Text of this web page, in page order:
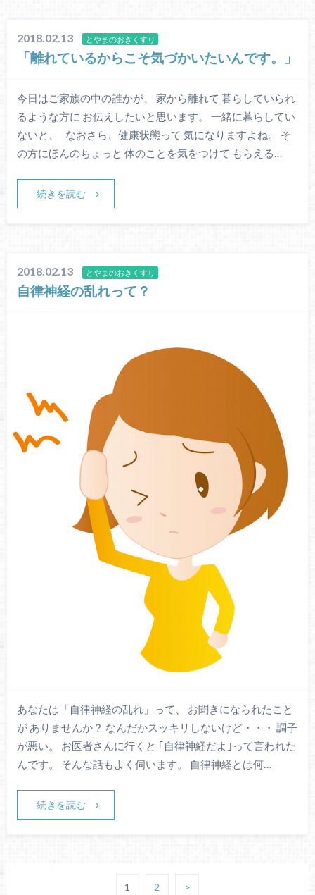
2018.02.13 とやまのおきくすり
「離れているからこそ気づかいたいんです。」
今日はご家族の中の誰かが、 家から離れて 暮らしていられ
るような方に お伝えしたいと思います。 一緒に暮らしてい
ないと、 なおさら、健康状態って 気になりますよね。 そ
の方にほんのちょっと 体のことを気をつけて もらえる…
続きを読む
2018.02.13 とやまのおきくすり
自律神経の乱れって？
あなたは「自律神経の乱れ」って、 お聞きになられたこと
が ありませんか？ なんだかスッキリしないけど・・・ 調子
が悪い。 お医者さんに行くと ｢自律神経だよ｣って言われた
んです。 そんな話もよく伺います。 自律神経とは何…
続きを読む
1 2 >